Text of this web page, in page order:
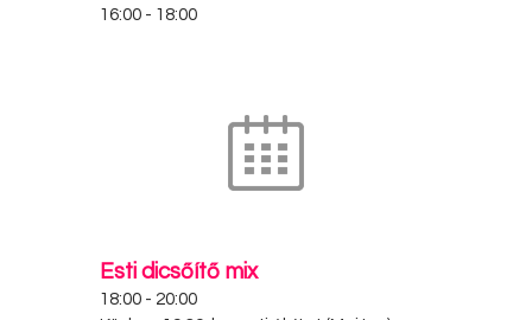
16:00 - 18:00
Esti dicsőítő mix
18:00 - 20:00